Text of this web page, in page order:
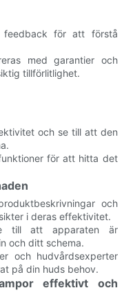
feedback för att förstå
med garantier och
tillförlitlighet.
och se till att den
för att hitta det
och
i deras effektivitet.
att apparaten är
och ditt schema.
och hudvårdsexperter
på din huds behov.
effektivt och